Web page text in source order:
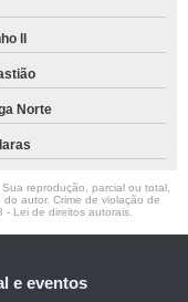
ll
Norte
reprodução, parcial ou total,
autor. Crime de violação de
- Lei de direitos autorais
e eventos